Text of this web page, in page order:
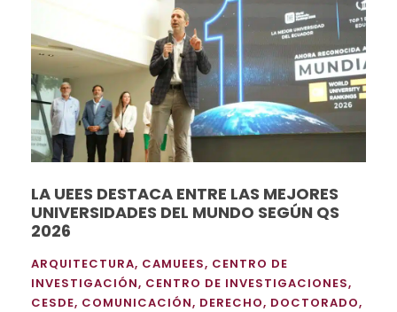
LA UEES DESTACA ENTRE LAS MEJORES
UNIVERSIDADES DEL MUNDO SEGÚN QS
2026
ARQUITECTURA, CAMUEES, CENTRO DE
INVESTIGACIÓN, CENTRO DE INVESTIGACIONES,
CESDE, COMUNICACIÓN, DERECHO, DOCTORADO,